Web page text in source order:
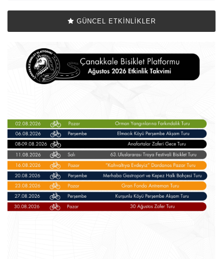
GÜNCEL ETKINLIKLER